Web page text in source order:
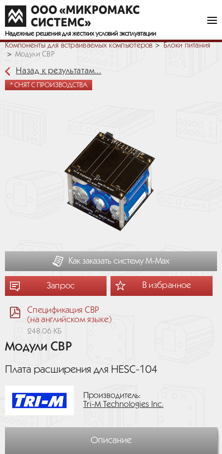
Надежные решения для жестких условий эксплуатации
Компоненты для встраиваемых компьютеров
Блоки питания
Модули CBP
Назад к результатам...
* СНЯТ С ПРОИЗВОДСТВА
Как заказать систему М-Мах
Запрос В избранное
Спецификация CBP
(на английском языке)
248.06 КБ
Модули CBP
Плата расширения для HESC-104
Производитель:
Tri-M Technologies Inc.
Описание